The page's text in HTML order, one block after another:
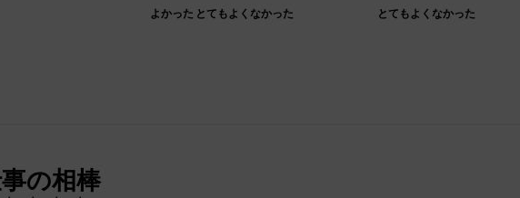
よかった とてもよくなかった とてもよくなかった
の相棒